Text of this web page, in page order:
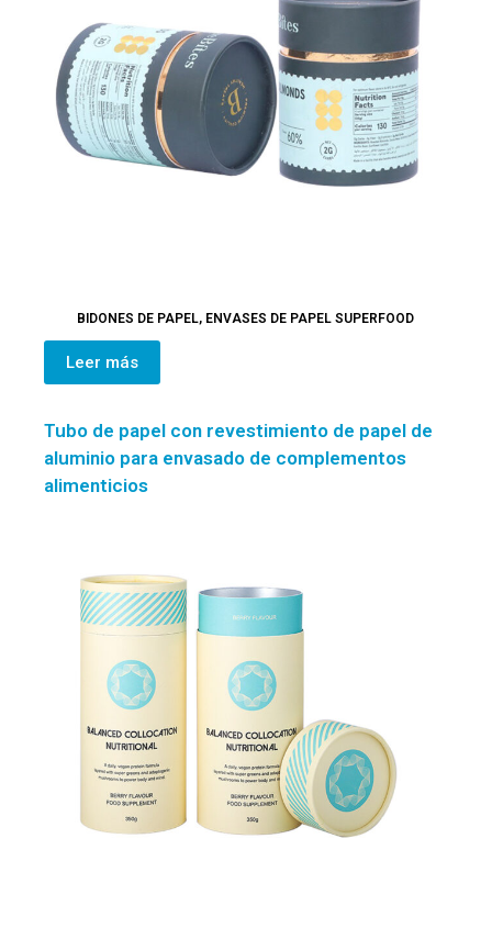
BIDONES DE PAPEL, ENVASES DE PAPEL SUPERFOOD
Leer más
Tubo de papel con revestimiento de papel de
aluminio para envasado de complementos
alimenticios